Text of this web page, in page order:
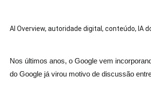
AI Overview, autoridade digital , conteúdo, IA
Nos últimos anos, o Google vem
do Google já virou motivo de discussão